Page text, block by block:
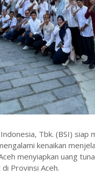
Tbk. (BSI)
kenaikan
menyiapkan uang
Provinsi Aceh.